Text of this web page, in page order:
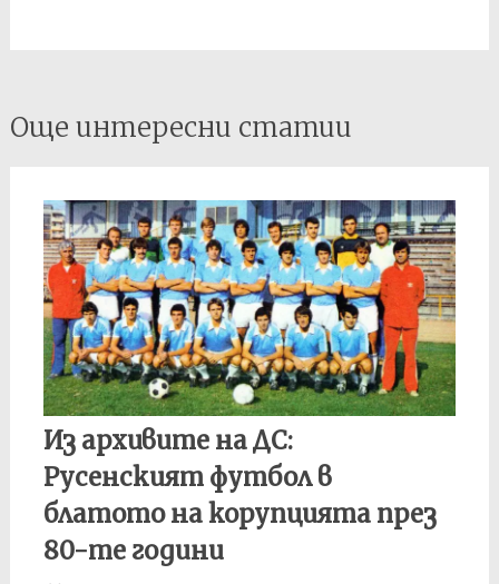
Post
navigation
Още интересни статии
Из архивите на ДС:
Русенският футбол в
блатото на корупцията през
80-те години